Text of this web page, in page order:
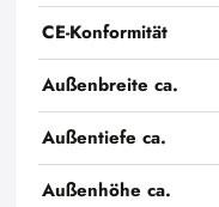
CE-Konformität
Außenbreite ca.
Außentiefe ca.
Außenhöhe ca.